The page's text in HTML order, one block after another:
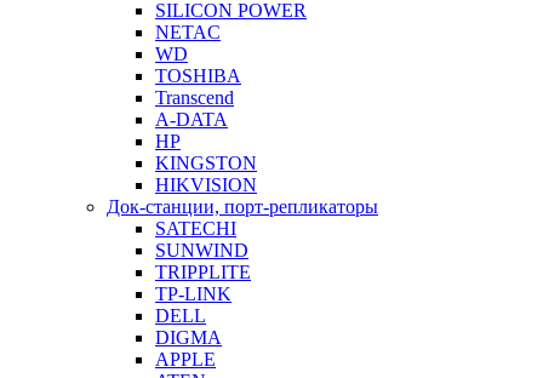
SILICON POWER
NETAC
WD
TOSHIBA
Transcend
A-DATA
HP
KINGSTON
HIKVISION
Док-станции, порт-репликаторы
SATECHI
SUNWIND
TRIPPLITE
TP-LINK
DELL
DIGMA
APPLE